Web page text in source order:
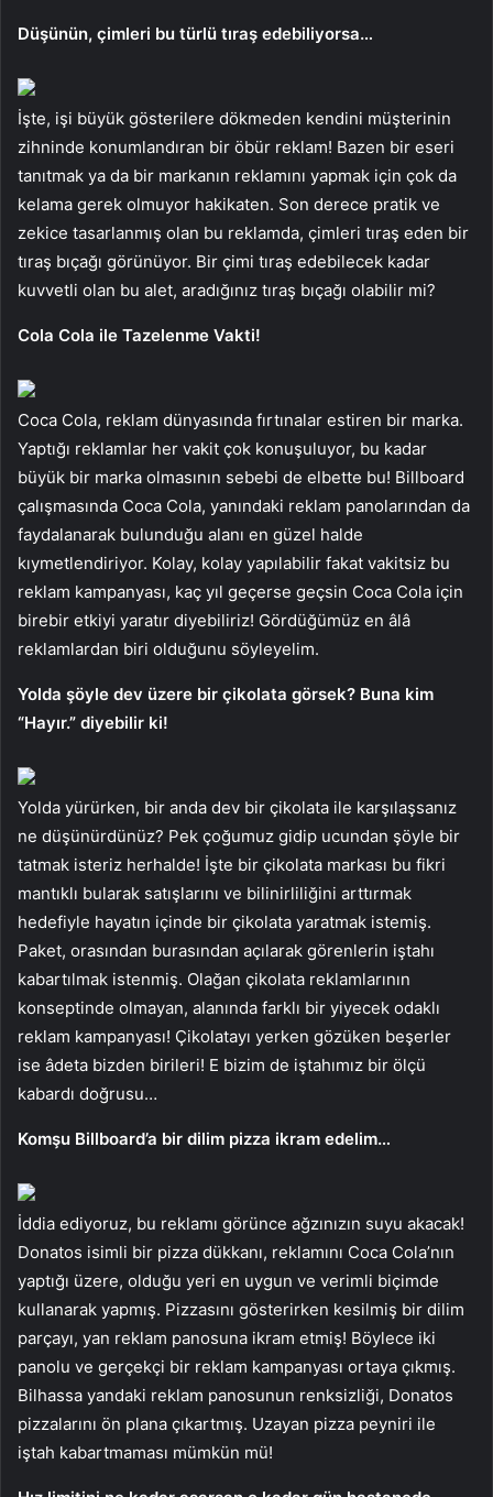
Düşünün, çimleri bu türlü tıraş edebiliyorsa…
İşte, işi büyük gösterilere dökmeden kendini müşterinin
zihninde konumlandıran bir öbür reklam! Bazen bir eseri
tanıtmak ya da bir markanın reklamını yapmak için çok da
kelama gerek olmuyor hakikaten. Son derece pratik ve
zekice tasarlanmış olan bu reklamda, çimleri tıraş eden bir
tıraş bıçağı görünüyor. Bir çimi tıraş edebilecek kadar
kuvvetli olan bu alet, aradığınız tıraş bıçağı olabilir mi?
Cola Cola ile Tazelenme Vakti!
Coca Cola, reklam dünyasında fırtınalar estiren bir marka.
Yaptığı reklamlar her vakit çok konuşuluyor, bu kadar
büyük bir marka olmasının sebebi de elbette bu! Billboard
çalışmasında Coca Cola, yanındaki reklam panolarından da
faydalanarak bulunduğu alanı en güzel halde
kıymetlendiriyor. Kolay, kolay yapılabilir fakat vakitsiz bu
reklam kampanyası, kaç yıl geçerse geçsin Coca Cola için
birebir etkiyi yaratır diyebiliriz! Gördüğümüz en âlâ
reklamlardan biri olduğunu söyleyelim.
Yolda şöyle dev üzere bir çikolata görsek? Buna kim
“Hayır.” diyebilir ki!
Yolda yürürken, bir anda dev bir çikolata ile karşılaşsanız
ne düşünürdünüz? Pek çoğumuz gidip ucundan şöyle bir
tatmak isteriz herhalde! İşte bir çikolata markası bu fikri
mantıklı bularak satışlarını ve bilinirliliğini arttırmak
hedefiyle hayatın içinde bir çikolata yaratmak istemiş.
Paket, orasından burasından açılarak görenlerin iştahı
kabartılmak istenmiş. Olağan çikolata reklamlarının
konseptinde olmayan, alanında farklı bir yiyecek odaklı
reklam kampanyası! Çikolatayı yerken gözüken beşerler
ise âdeta bizden birileri! E bizim de iştahımız bir ölçü
kabardı doğrusu…
Komşu Billboard’a bir dilim pizza ikram edelim…
İddia ediyoruz, bu reklamı görünce ağzınızın suyu akacak!
Donatos isimli bir pizza dükkanı, reklamını Coca Cola’nın
yaptığı üzere, olduğu yeri en uygun ve verimli biçimde
kullanarak yapmış. Pizzasını gösterirken kesilmiş bir dilim
parçayı, yan reklam panosuna ikram etmiş! Böylece iki
panolu ve gerçekçi bir reklam kampanyası ortaya çıkmış.
Bilhassa yandaki reklam panosunun renksizliği, Donatos
pizzalarını ön plana çıkartmış. Uzayan pizza peyniri ile
iştah kabartmaması mümkün mü!